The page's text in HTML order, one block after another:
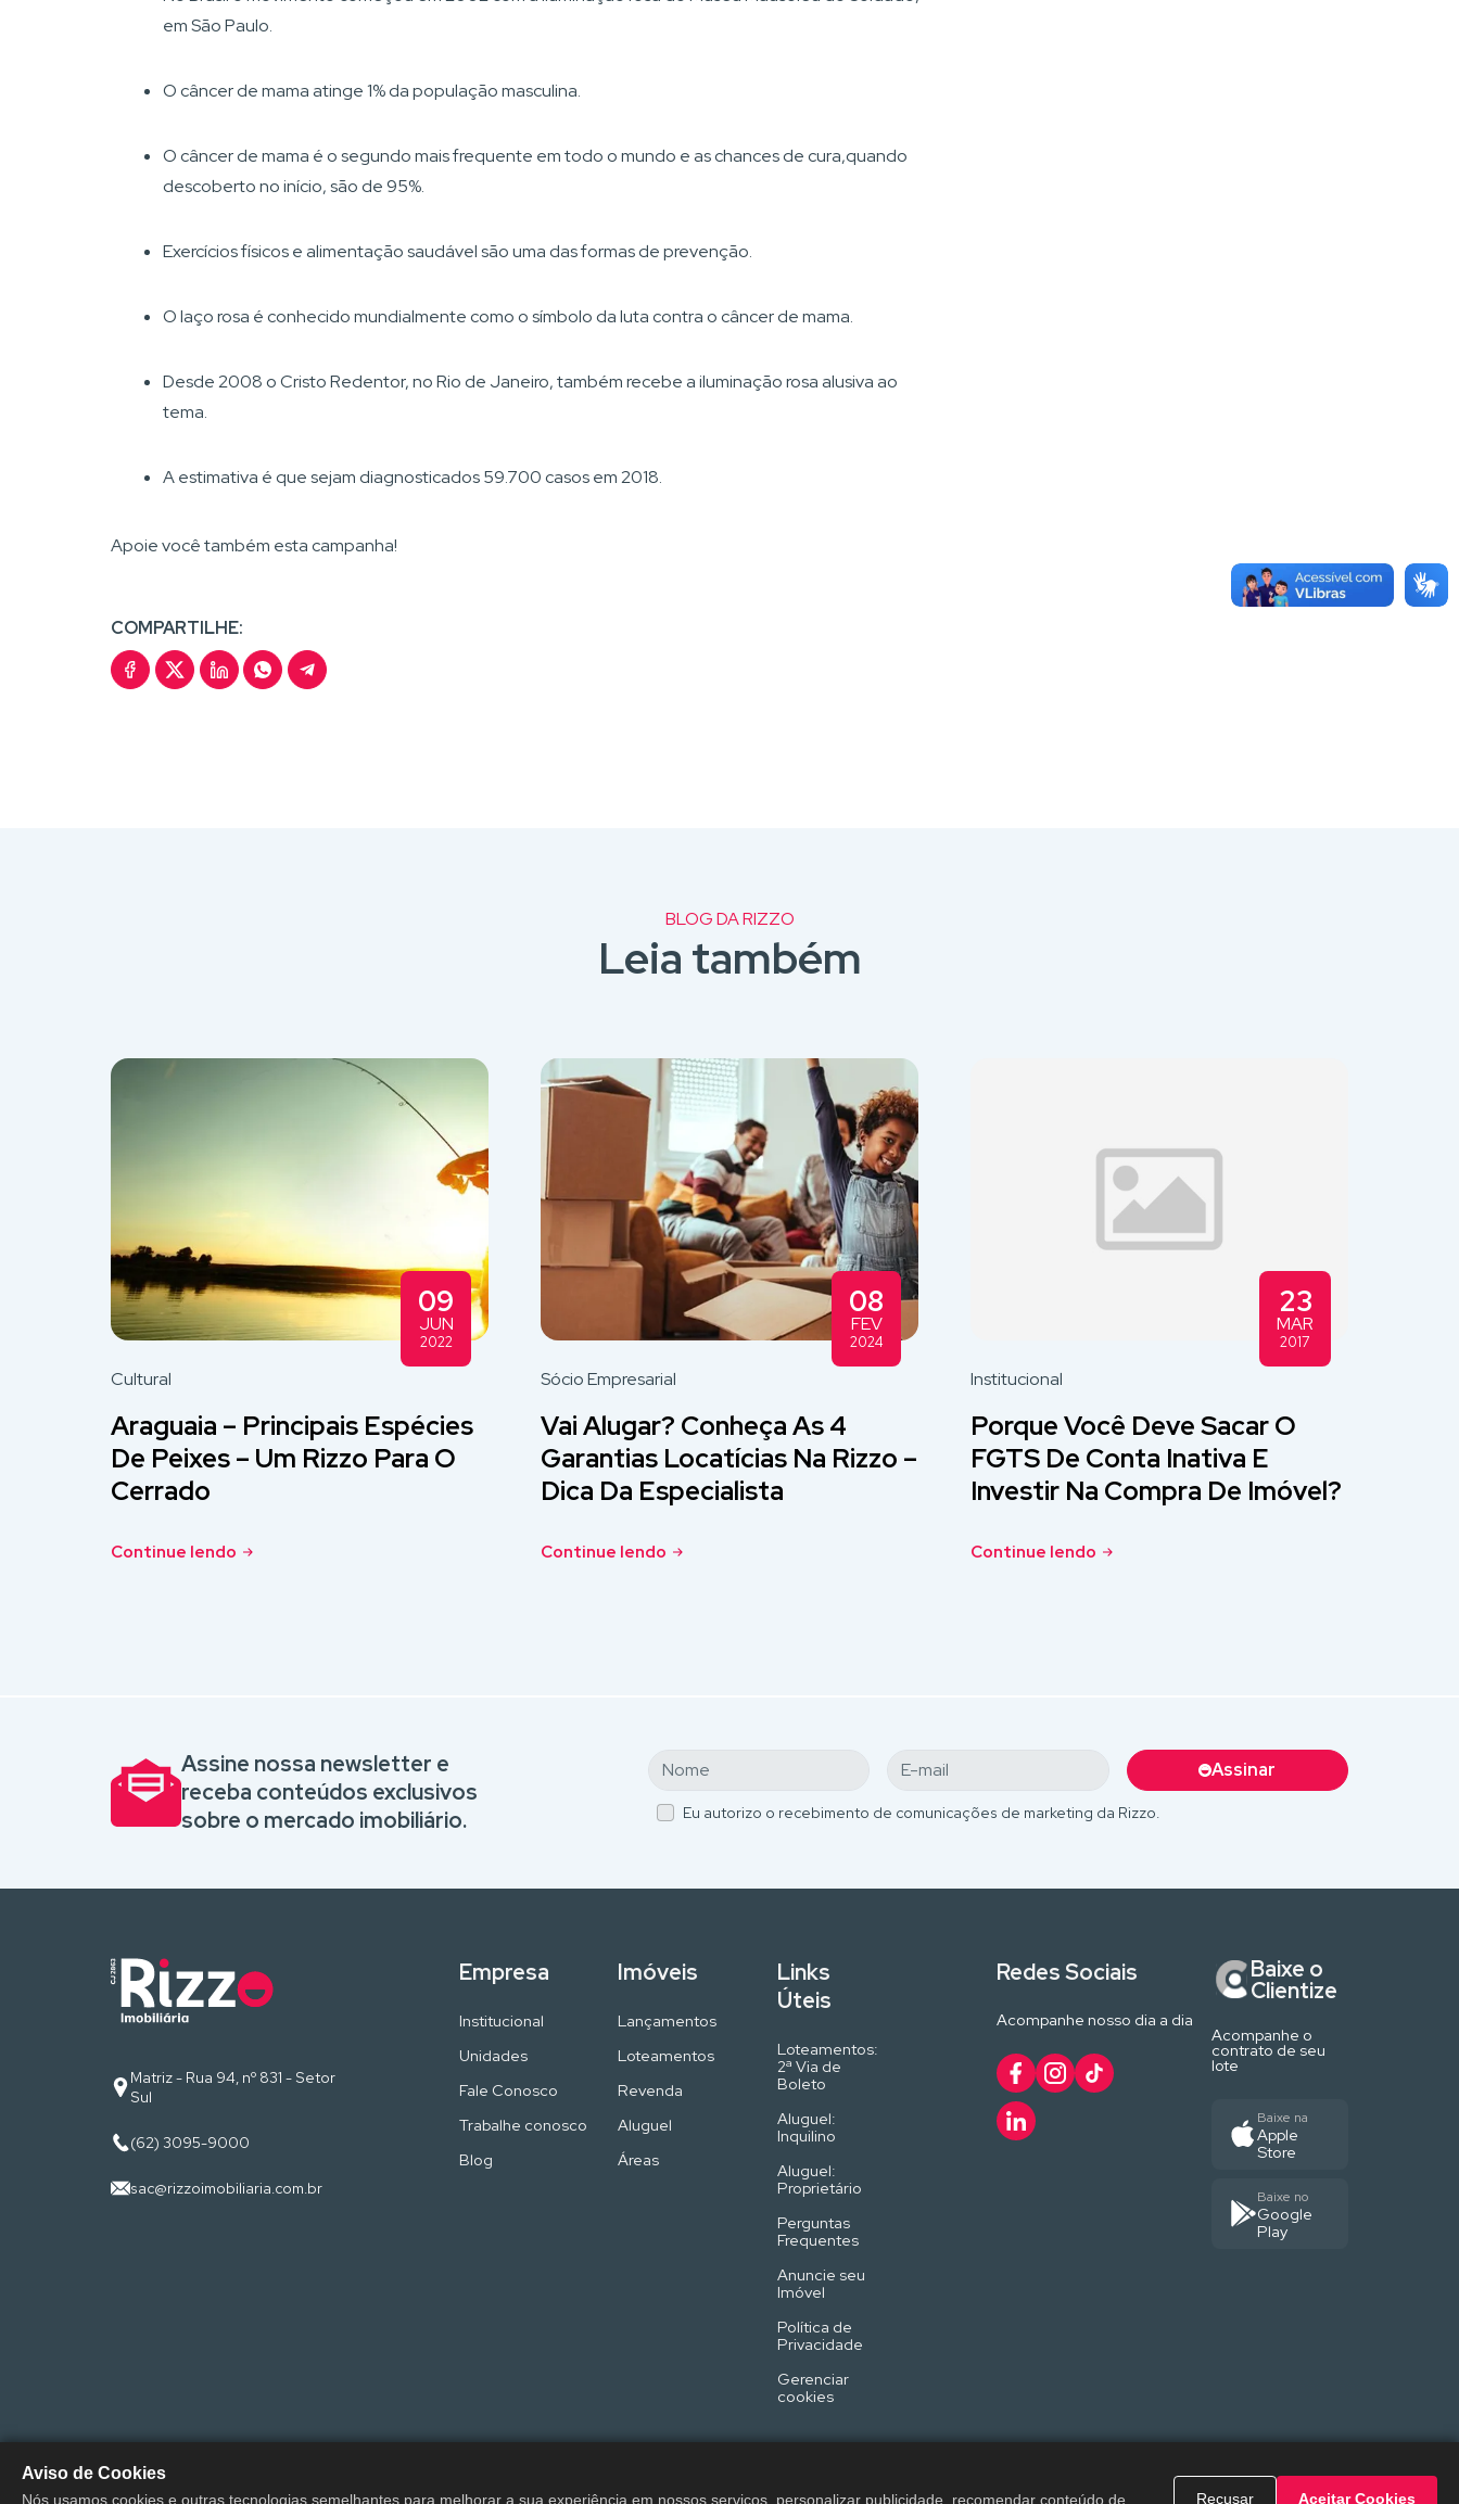
em São Paulo.
O câncer de mama atinge 1% da população masculina.
O câncer de mama é o segundo mais frequente em todo o mundo e as chances de cura,quando
descoberto no início, são de 95%.
Exercícios físicos e alimentação saudável são uma das formas de prevenção.
O laço rosa é conhecido mundialmente como o símbolo da luta contra o câncer de mama.
Desde 2008 o Cristo Redentor, no Rio de Janeiro, também recebe a iluminação rosa alusiva ao
tema.
A estimativa é que sejam diagnosticados 59.700 casos em 2018.
Apoie você também esta campanha!
COMPARTILHE:
BLOG DA RIZZO
Leia também
09
JUN
2022
Cultural
Araguaia – Principais Espécies
De Peixes – Um Rizzo Para O
Cerrado
Continue lendo
08
FEV
2024
Sócio Empresarial
Vai Alugar? Conheça As 4
Garantias Locatícias Na Rizzo –
Dica Da Especialista
Continue lendo
23
MAR
2017
Institucional
Porque Você Deve Sacar O
FGTS De Conta Inativa E
Investir Na Compra De Imóvel?
Continue lendo
Assine nossa newsletter e
receba conteúdos exclusivos
sobre o mercado imobiliário.
Assinar
Eu autorizo o recebimento de comunicações de marketing da Rizzo.
Matriz - Rua 94, nº 831 - Setor
Sul
(62) 3095-9000
sac@rizzoimobiliaria.com.br
Empresa
Institucional
Unidades
Fale Conosco
Trabalhe conosco
Blog
Imóveis
Lançamentos
Loteamentos
Revenda
Aluguel
Áreas
Links
Úteis
Loteamentos:
2ª Via de
Boleto
Aluguel:
Inquilino
Aluguel:
Proprietário
Perguntas
Frequentes
Anuncie seu
Imóvel
Política de
Privacidade
Gerenciar
cookies
Redes Sociais
Acompanhe nosso dia a dia
Baixe o
Clientize
Acompanhe o
contrato de seu
lote
Baixe na
Apple
Store
Baixe no
Google
Play
Rizzo Imobiliária © 2026 - Todos os direitos reservados - Produzido porAtocca
Aviso de Cookies
Nós usamos cookies e outras tecnologias semelhantes para melhorar a sua experiência em nossos serviços, personalizar publicidade, recomendar conteúdo de Recusar Aceitar Cookies